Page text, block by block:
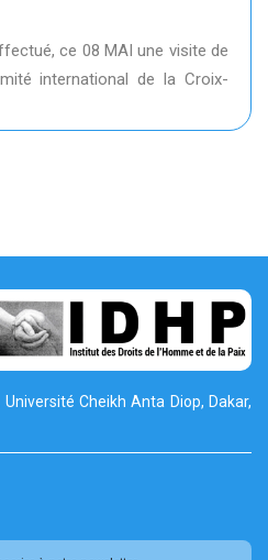
ce 08 MAI une visite de
international de la Croix-
Université CheikhAnta Diop, Dakar,